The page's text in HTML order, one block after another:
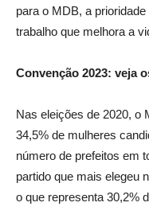
para o MDB, a
trabalho que melhora a
Convenção 2023: veja
Nas eleições de 2020, o
34,5% de mulheres
número de prefeitos em
partido que mais elegeu
o que representa 30,2%